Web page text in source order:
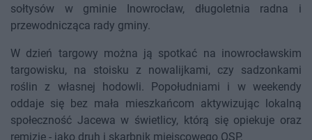
sołtysów w gminie Inowrocław, długoletnia radna i
przewodnicząca rady gminy.
W dzień targowy można ją spotkać na inowrocławskim
targowisku, na stoisku z nowalijkami, czy sadzonkami
roślin z własnej hodowli. Popołudniami i w weekendy
oddaje się bez mała mieszkańcom aktywizując lokalną
społeczność Jacewa w świetlicy, którą się opiekuje oraz
remizie - jako druh i skarbnik miejscowego OSP.